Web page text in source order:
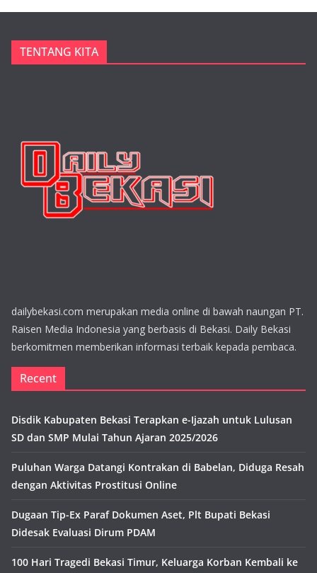
TENTANG KITA
dailybekasi.com merupakan media online di bawah naungan PT.
Raisen Media Indonesia yang berbasis di Bekasi. Daily Bekasi
berkomitmen memberikan informasi terbaik kepada pembaca.
Recent
Disdik Kabupaten Bekasi Terapkan e-Ijazah untuk Lulusan
SD dan SMP Mulai Tahun Ajaran 2025/2026
Puluhan Warga Datangi Kontrakan di Babelan, Diduga Resah
dengan Aktivitas Prostitusi Online
Dugaan Tip-Ex Paraf Dokumen Aset, Plt Bupati Bekasi
Didesak Evaluasi Dirum PDAM
100 Hari Tragedi Bekasi Timur, Keluarga Korban Kembali ke